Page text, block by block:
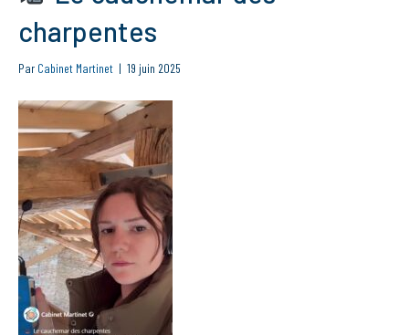
charpentes
Par Cabinet Martinet | 19 juin 2025